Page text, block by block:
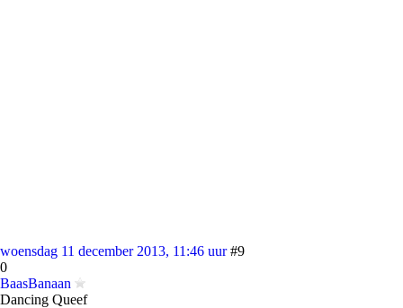
woensdag 11 december 2013, 11:46 uur #9
0
BaasBanaan
Dancing Queef